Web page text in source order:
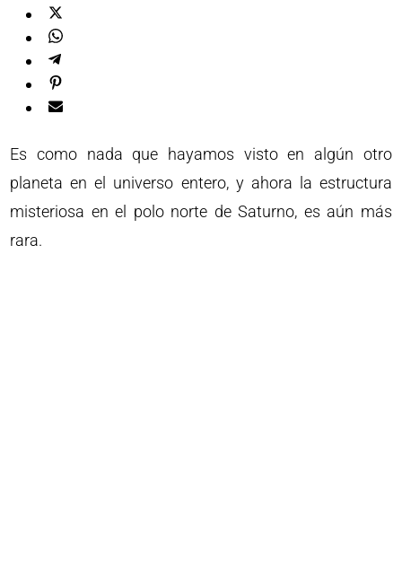
Es como nada que hayamos visto en algún otro
planeta en el universo entero, y ahora la estructura
misteriosa en el polo norte de Saturno, es aún más
rara.